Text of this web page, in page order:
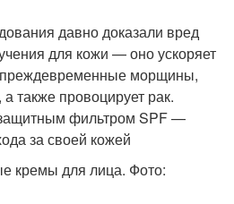
давно доказали вред
для кожи — оно ускоряет
морщины,
также провоцирует рак.
фильтром SPF —
за своей кожей
кремы для лица. Фото: